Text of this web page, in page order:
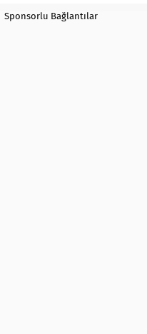
Sponsorlu Bağlantılar